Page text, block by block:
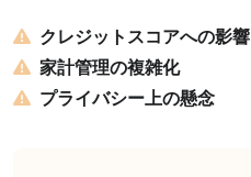
クレジットスコアへの影響
家計管理の複雑化
プライバシー上の懸念